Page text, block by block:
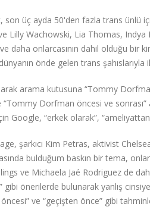
son üç ayda 50'den fazla trans ünlü
Lilly Wachowski, Lia Thomas,
daha onlarcasının dahil olduğu
önde gelen trans şahıslarıyla
arama kutusuna “Tommy
“Tommy Dorfman öncesi ve
Google, “erkek olarak”,
şarkıcı Kim Petras, aktivist
bulduğum baskın bir tema,
ve Michaela Jaé Rodriguez de
gibi önerilerde bulunarak yanlış
ve “geçişten önce” gibi